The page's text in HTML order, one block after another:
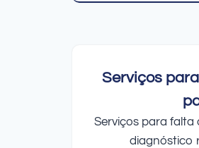
Serviços
Serviços para falta
diagnóstico